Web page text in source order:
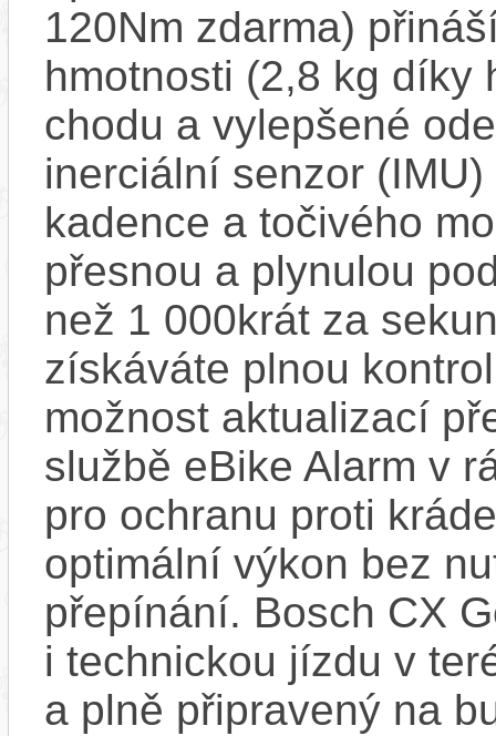
120Nm zdarma)
hmotnosti (2,8 kg díky
chodu a vylepšené
inerciální senzor
kadence a točivého
přesnou a plynulou
než 1 000krát za
získáváte plnou
možnost aktualizací
službě eBike Alarm v
pro ochranu proti
optimální výkon bez
přepínání. Bosch CX
i technickou jízdu v
a plně připravený na